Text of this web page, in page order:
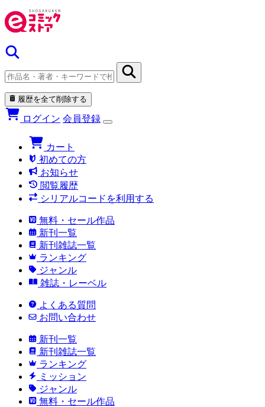
履歴を全て削除する
ログイン 会員登録
カート
初めての方
お知らせ
閲覧履歴
シリアルコードを利用する
無料・セール作品
新刊一覧
新刊雑誌一覧
ランキング
ジャンル
雑誌・レーベル
よくある質問
お問い合わせ
新刊一覧
新刊雑誌一覧
ランキング
ミッション
ジャンル
無料・セール作品